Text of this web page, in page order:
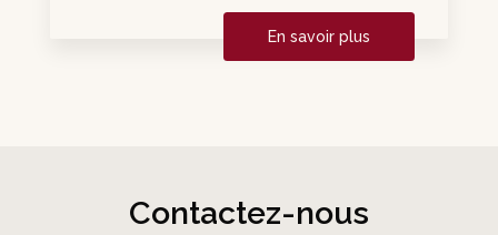
En savoir plus
Contactez-nous